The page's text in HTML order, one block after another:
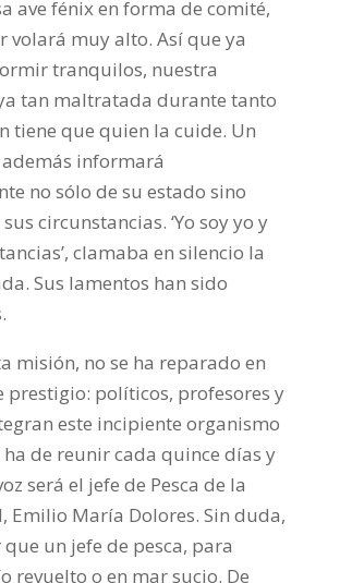
ave fénix en forma de comité,
volará muy alto. Así que ya
tranquilos, nuestra
tan maltratada durante tanto
tiene que quien la cuide. Un
informará
no sólo de su estado sino
circunstancias. ‘Yo soy yo y
clamaba en silencio la
Sus lamentos han sido
misión, no se ha reparado en
prestigio: políticos, profesores y
este incipiente organismo
ha de reunir cada quince días y
será el jefe de Pesca de la
Emilio María Dolores. Sin duda,
un jefe de pesca, para
revuelto o en mar sucio. De